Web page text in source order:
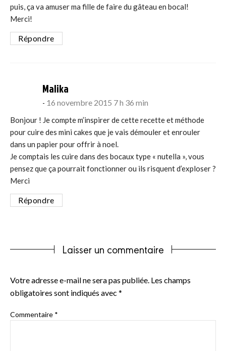
puis, ça va amuser ma fille de faire du gâteau en bocal!
Merci!
Répondre
Malika
16 novembre 2015 7 h 36 min
Bonjour ! Je compte m’inspirer de cette recette et méthode
pour cuire des mini cakes que je vais démouler et enrouler
dans un papier pour offrir à noel.
Je comptais les cuire dans des bocaux type « nutella », vous
pensez que ça pourrait fonctionner ou ils risquent d’exploser ?
Merci
Répondre
Laisser un commentaire
Votre adresse e-mail ne sera pas publiée. Les champs
obligatoires sont indiqués avec *
Commentaire *